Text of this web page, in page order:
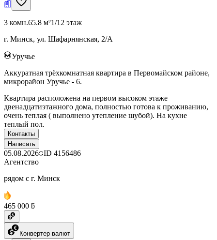
3 комн.65.8 м²1/12 этаж
г. Минск, ул. Шафарнянская, 2/А
Уручье
Аккуратная трёхкомнатная квартира в Первомайском районе,
микрорайон Уручье - 6.
Квартира расположена на первом высоком этаже
двенадцатиэтажного дома, полностью готова к проживанию,
очень теплая ( выполнено утепление шубой). На кухне
теплый пол.
Контакты
Написать
05.08.2026 ID 4156486
Агентство
рядом с г. Минск
465 000 ƃ
Конвертер валют